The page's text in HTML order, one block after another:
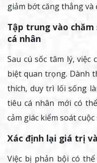
giảm bớt căng thẳng và
Tập trung vào
cá nhân
Sau cú sốc tâm lý,
biệt quan trọng. Dành
thích, duy trì lối sống
tiêu cá nhân mới có
cảm giác kiểm soát cuộc
Xác định lại giá trị
Việc bị phản bội có